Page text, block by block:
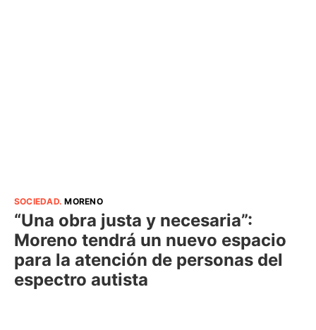
SOCIEDAD.MORENO
“Una obra justa y necesaria”:
Moreno tendrá un nuevo espacio
para la atención de personas del
espectro autista